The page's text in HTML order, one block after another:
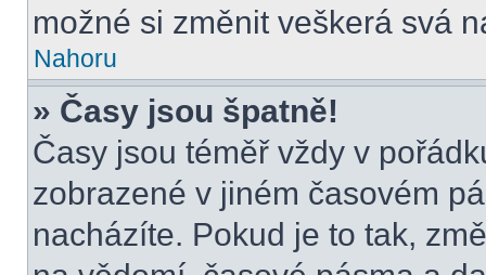
možné si změnit veškerá svá
Nahoru
» Časy jsou špatně!
Časy jsou téměř vždy v
zobrazené v jiném časovém
nacházíte. Pokud je to tak,